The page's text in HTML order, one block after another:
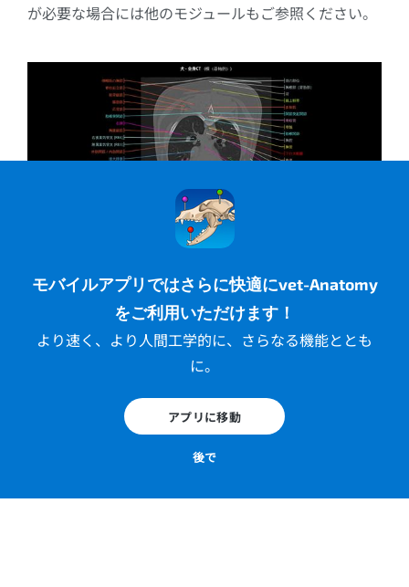
モバイルアプリではさらに快適にvet-Anatomy
をご利用いただけます！
より速く、より人間工学的に、さらなる機能ととも
に。
アプリに移動
後で
が必要な場合には他のモジュールもご参照ください。
犬の胸部横断面：肺葉、胸背筋群のCT画像
機器と方法
CT検査は、避妊された雌犬全身に対し造影剤を注入後
に、ECVDI（欧州獣医画像診断学会）から専門医認定
を受けたDelphine Rault博士（フランス、サン＝ロー
ラン＝デュ＝ヴァールのAzurvet所属）により実施さ
画像は全身の横断面と骨の3D画像です。
解剖学構造は、Stephan Mahler博士（DVM、MA、